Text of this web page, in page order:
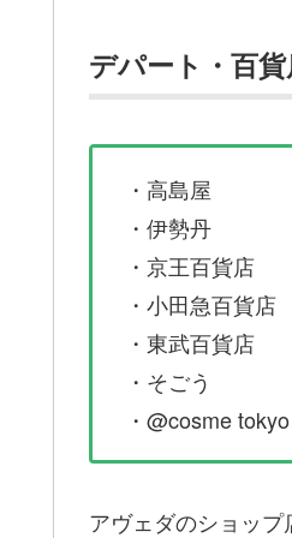
デパート・百
・高島屋
・伊勢丹
・京王百貨店
・小田急百貨店
・東武百貨店
・そごう
・@cosme tokyo
アヴェダのショップ